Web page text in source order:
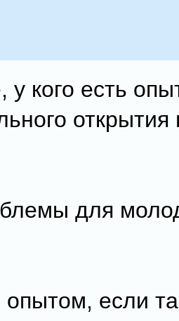
у кого есть
открытия
для
если